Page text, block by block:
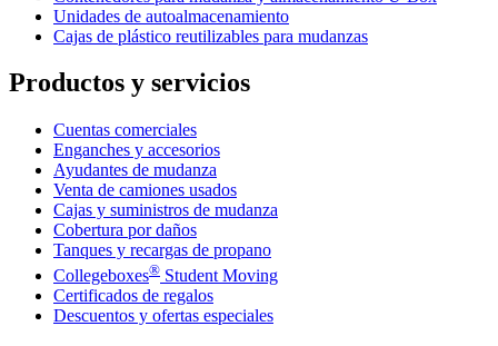
Unidades de autoalmacenamiento
Cajas de plástico reutilizables para mudanzas
Productos y servicios
Cuentas comerciales
Enganches y accesorios
Ayudantes de mudanza
Venta de camiones usados
Cajas y suministros de mudanza
Cobertura por daños
Tanques y recargas de propano
Collegeboxes® Student Moving
Certificados de regalos
Descuentos y ofertas especiales